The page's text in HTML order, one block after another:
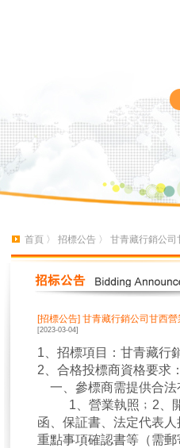
首頁 〉 招標公告 〉 甘青藏行銷公
[招標公告] 甘青藏行銷公司甘西
[2023-03-04]
1、招標項目：甘青藏行
2 、合格投標商資格要求
一、參標商需提供合
1、營業執照﹔2、開
函、保証書、法定代
重點事項確認書等（需